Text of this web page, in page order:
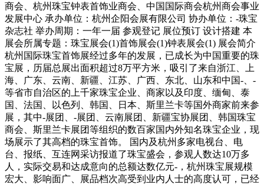
商会、杭州珠宝钟表首饰业商会、中国国际商会杭州商会事业
发展中心 承办单位：杭州企阳会展有限公司 协办单位：-珠宝
杂志社 举办周期：一年一届 参观登记 展位预订 设计搭建 本
展会所属专题：珠宝展会(1)首饰展会(1)钟表展会(1) 展会简介
杭州国际珠宝首饰展经过多年的发展，已成长为中国重要的珠
宝展，历届总展出面积超过8万平方米，吸引了来自浙江、上
海、广东、云南、新疆、江苏、广西、东北、山东和中国-、-
等省市自治区的上千家珠宝企业、商家以及印度、缅甸、泰
国、法国、以色列、韩国、日本、斯里兰卡等国外商家前来参
展，其中-展团、-展团、云南展团、新疆宝协展团、韩国珠宝
商会、斯里兰卡展团等组织的数百家国内外知名珠宝企业，现
场展示了其高档的珠宝首饰。 国内及杭州多家电视台、电
台、报纸、互连网采访报道了珠宝盛会，参观人数达10万多
人，实际交易和达成意向的总额达数亿元-，杭州珠宝展规模
宏大、影响面广、展品档次高受到业内人士的高度认可，已经